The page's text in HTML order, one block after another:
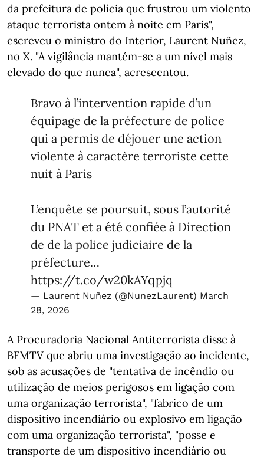
da prefeitura de polícia que frustrou um violento
ataque terrorista ontem à noite em Paris",
escreveu o ministro do Interior, Laurent Nuñez,
no X. "A vigilância mantém-se a um nível mais
elevado do que nunca", acrescentou.
Bravo à l’intervention rapide d’un
équipage de la préfecture de police
qui a permis de déjouer une action
violente à caractère terroriste cette
nuit à Paris
L’enquête se poursuit, sous l’autorité
du PNAT et a été confiée à Direction
de de la police judiciaire de la
préfecture…
https://t.co/w20kAYqpjq
— Laurent Nuñez (@NunezLaurent) March
28, 2026
A Procuradoria Nacional Antiterrorista disse à
BFMTV que abriu uma investigação ao incidente,
sob as acusações de "tentativa de incêndio ou
utilização de meios perigosos em ligação com
uma organização terrorista", "fabrico de um
dispositivo incendiário ou explosivo em ligação
com uma organização terrorista", "posse e
transporte de um dispositivo incendiário ou